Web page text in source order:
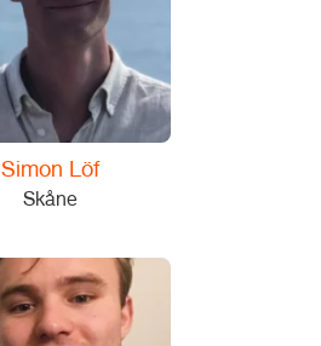
Simon Löf
Skåne